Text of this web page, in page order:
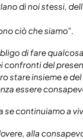
di noi stessi,
ciò che siamo”.
di fare
confronti del
stare insieme e
essere
continuiamo a
alla